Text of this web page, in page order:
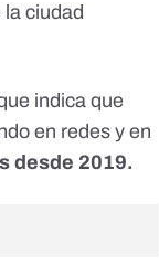
ciudad
indica que
en redes y en
desde 2019.